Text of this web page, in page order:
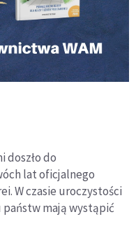
doszło do
lat oficjalnego
W czasie uroczystości
mają wystąpić